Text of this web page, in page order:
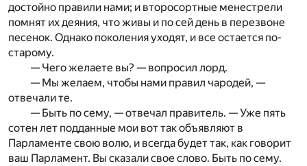
достойно правили нами; и второсортные менестрели
помнят их деяния, что живы и по сей день в перезвоне
песенок. Однако поколения уходят, и все остается по-
старому.
— Чего желаете вы? — вопросил лорд.
— Мы желаем, чтобы нами правил чародей, —
отвечали те.
— Быть по сему, — отвечал правитель. — Уже пять
сотен лет подданные мои вот так объявляют в
Парламенте свою волю, и всегда будет так, как говорит
ваш Парламент. Вы сказали свое слово. Быть по сему.